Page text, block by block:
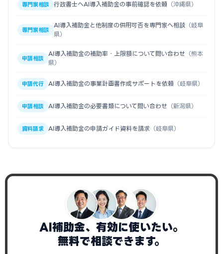
専門家相談 行政書士へAI導入補助金の事前確認を依頼 （沖縄県）
専門家相談
AI導入補助金と他制度の併用可否を専門家へ相談 （岐阜
県）
申請相談
AI導入補助金の補助率・上限額について問い合わせ （熊本
県）
申請代行 AI導入補助金の事業計画書作成サポートを依頼 （岐阜県）
申請相談 AI導入補助金の必要書類について問い合わせ （新潟県）
資料請求 AI導入補助金の申請ガイド資料を請求 （岐阜県）
AI補助金、有効に使いたい。
無料で相談できます。